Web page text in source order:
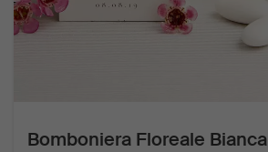
Bomboniera Floreale Bianca